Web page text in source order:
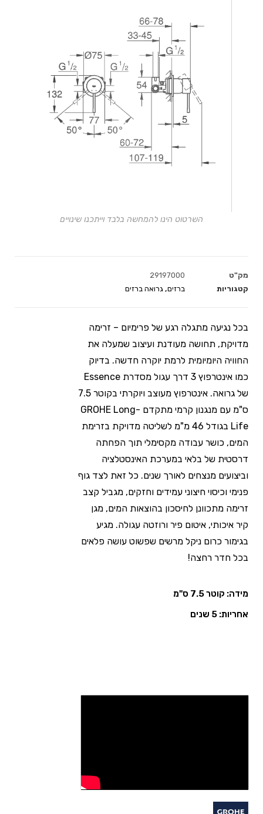
מק"ט
29197000
קטגוריות
ברזים, גרואה ברזים
בכל נגיעה מתגלה רגע של פרימיום – זרימה
מדויקת, תחושה מעודנת ועיצוב שמעלה את
החוויה היומיומית לרמת יוקרה חדשה. בדיוק
כמו אינטרפוץ 3 דרך עגול מסדרת Essence
של גרואה. אינטרפוץ מעוצב ויוקרתי בקוטר 7.5
ס"מ עם מנגנון קרמי מתקדם GROHE Long-
Life בגודל 46 מ"מ לשליטה מדויקת בזרימת
המים, כושר עבודה מקסימלי תוך הפחתה
דרסטית של בלאי במערכת האינסטלציה
וביצועים מנצחים לאורך שנים. כל זאת לצד גוף
פנימי וכיסוי חיצוני עמידים וחזקים, מגביל קצב
זרימה מתכוונן לחיסכון בהוצאות המים, מגן
קיר איכותי, איטום פיר ורוזטה עגולה. מגיע
בגימור כרום ניקל מרשים שפשוט עושה פלאים
בכל חדר רחצה!
מידה: קוטר 7.5 ס"מ
אחריות: 5 שנים
השרטוט הינו להמחשה בלבד וייתכנו שינויים